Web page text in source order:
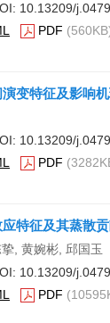
10.13209/
PDF
演变特征及影响
10.13209/
PDF
特征及其蒸散
, 黄婉彬, 邱国玉
10.13209/
PDF